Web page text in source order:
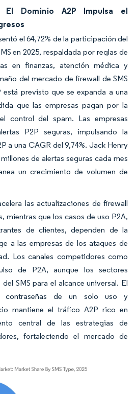
Dominio A2P Impulsa el
el 64,72% de la participación del
en 2025, respaldada por reglas de
en finanzas, atención médica y
del mercado de firewall de SMS
previsto que se expanda a una
que las empresas pagan por la
control del spam. Las empresas
P2P seguras, impulsando la
a una CAGR del 9,74%. Jack Henry
de alertas seguras cada mes
un crecimiento de volumen de
las actualizaciones de firewall
mientras que los casos de uso P2A,
de clientes, dependen de la
a las empresas de los ataques de
Los canales competidores como
de P2A, aunque los sectores
SMS para el alcance universal. El
contraseñas de un solo uso y
mantiene el tráfico A2P rico en
central de las estrategias de
fortaleciendo el mercado de